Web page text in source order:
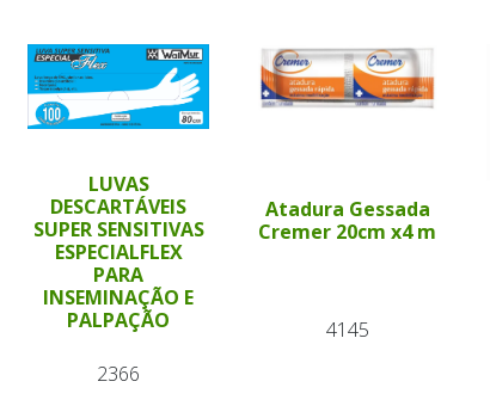
LUVAS
DESCARTÁVEIS
SUPER SENSITIVAS
ESPECIALFLEX
PARA
INSEMINAÇÃO E
PALPAÇÃO
2366
Atadura Gessada
Cremer 20cm x4 m
4145